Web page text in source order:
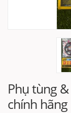
Phụ tùng
chính